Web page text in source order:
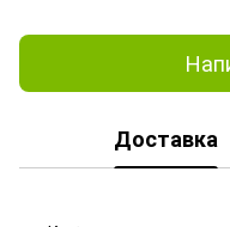
Доставка